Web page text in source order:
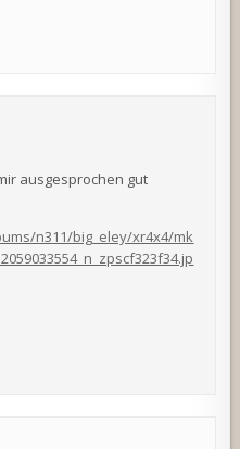
ausgesprochen gut
n311/big_eley/xr4x4/mk